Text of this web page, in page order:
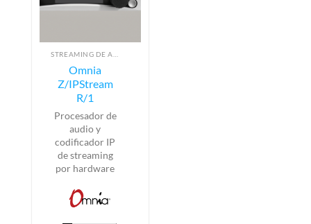
Omnia
Z/IPStream
R/1
Procesador de
audio y
codificador IP
de streaming
por hardware